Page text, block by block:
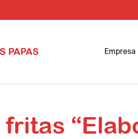
PAPAS Empresa
fritas